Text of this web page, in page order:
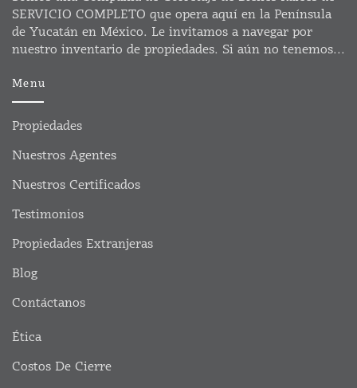
SERVICIO COMPLETO que opera aquí en la Península
de Yucatán en México. Le invitamos a navegar por
nuestro inventario de propiedades. Si aún no tenemos...
Menu
Propiedades
Nuestros Agentes
Nuestros Certificados
Testimonios
Propiedades Extranjeras
Blog
Contáctanos
Ética
Costos De Cierre